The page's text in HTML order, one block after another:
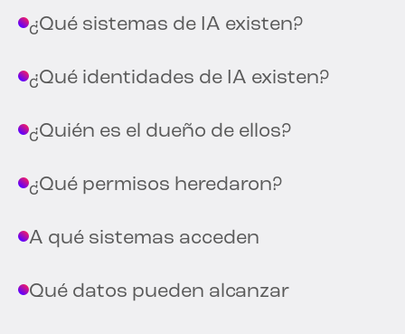
¿Qué sistemas de IA existen?
¿Qué identidades de IA existen?
¿Quién es el dueño de ellos?
¿Qué permisos heredaron?
A qué sistemas acceden
Qué datos pueden alcanzar